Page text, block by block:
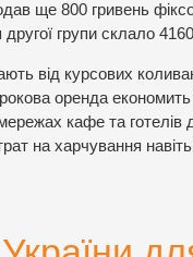
ще 800 гривень
групи склало
від курсових
оренда
кафе та
на харчування навіть